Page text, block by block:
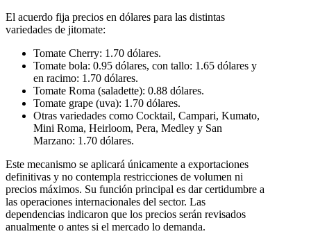
El acuerdo fija precios en dólares para las distintas
variedades de jitomate:
Tomate Cherry: 1.70 dólares.
Tomate bola: 0.95 dólares, con tallo: 1.65 dólares y
en racimo: 1.70 dólares.
Tomate Roma (saladette): 0.88 dólares.
Tomate grape (uva): 1.70 dólares.
Otras variedades como Cocktail, Campari, Kumato,
Mini Roma, Heirloom, Pera, Medley y San
Marzano: 1.70 dólares.
Este mecanismo se aplicará únicamente a exportaciones
definitivas y no contempla restricciones de volumen ni
precios máximos. Su función principal es dar certidumbre a
las operaciones internacionales del sector. Las
dependencias indicaron que los precios serán revisados
anualmente o antes si el mercado lo demanda.